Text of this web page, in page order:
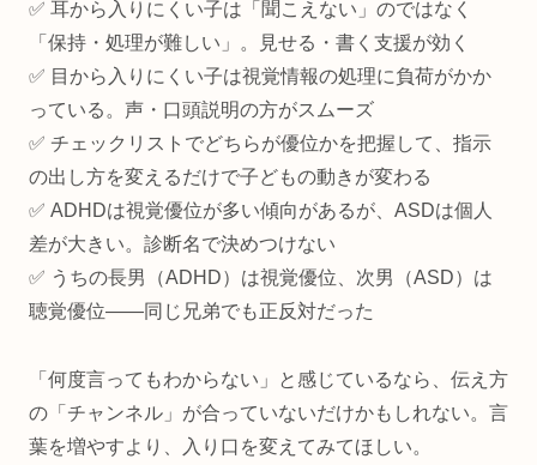
✅ 耳から入りにくい子は「聞こえない」のではなく
「保持・処理が難しい」。見せる・書く支援が効く
✅ 目から入りにくい子は視覚情報の処理に負荷がかか
っている。声・口頭説明の方がスムーズ
✅ チェックリストでどちらが優位かを把握して、指示
の出し方を変えるだけで子どもの動きが変わる
✅ ADHDは視覚優位が多い傾向があるが、ASDは個人
差が大きい。診断名で決めつけない
✅ うちの長男（ADHD）は視覚優位、次男（ASD）は
聴覚優位——同じ兄弟でも正反対だった
「何度言ってもわからない」と感じているなら、伝え方
の「チャンネル」が合っていないだけかもしれない。言
葉を増やすより、入り口を変えてみてほしい。